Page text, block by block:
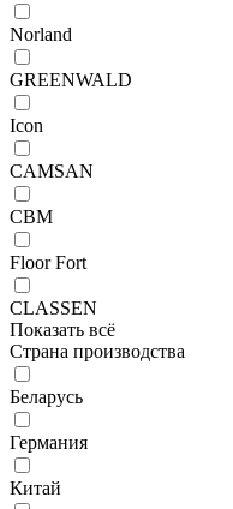
Norland
GREENWALD
Icon
CAMSAN
CBM
Floor Fort
CLASSEN
Показать всё
Страна производства
Беларусь
Германия
Китай